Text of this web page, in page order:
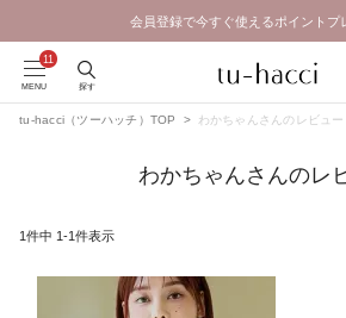
会員登録で今すぐ使えるポイントプ
GRAND OPEN SALE | 2026.8.7 19:00
MENU 探す
tu-hacci（ツーハッチ）TOP わかちゃんさんのレビュー
わかちゃんさんのレ
1件中 1-1件表示